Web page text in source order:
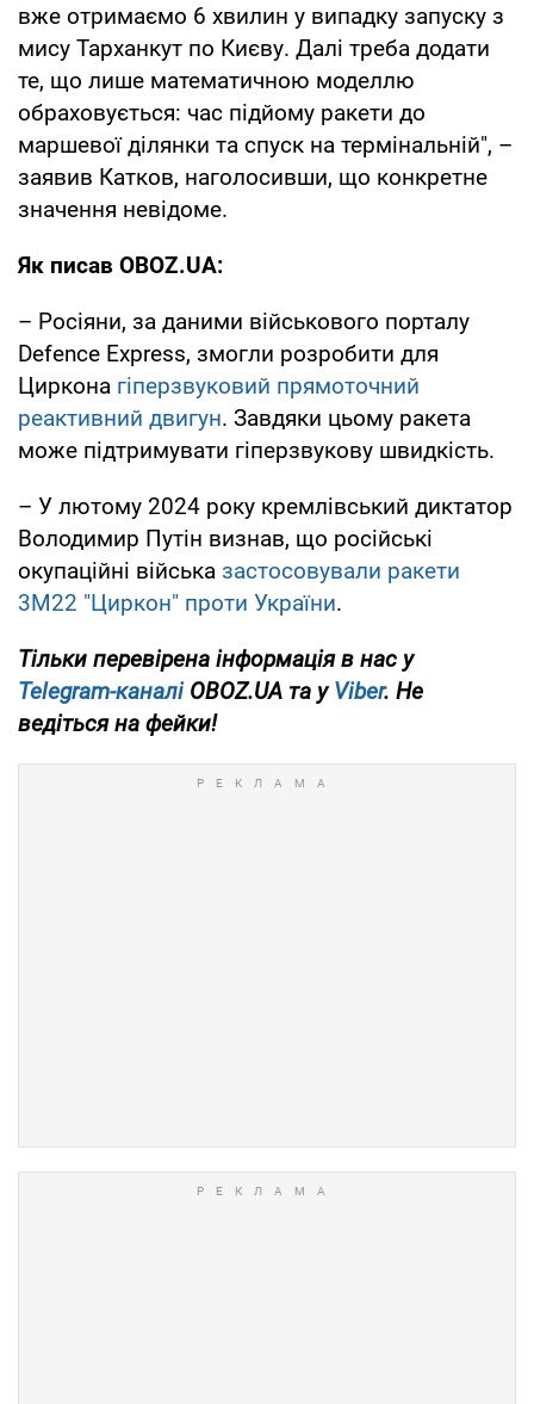
вже отримаємо 6 хвилин у випадку запуску з
мису Тарханкут по Києву. Далі треба додати
те, що лише математичною моделлю
обраховується: час підйому ракети до
маршевої ділянки та спуск на термінальній", –
заявив Катков, наголосивши, що конкретне
значення невідоме.
Як писав OBOZ.UA:
– Росіяни, за даними військового порталу
Defence Express, змогли розробити для
Циркона гіперзвуковий прямоточний
реактивний двигун. Завдяки цьому ракета
може підтримувати гіперзвукову швидкість.
– У лютому 2024 року кремлівський диктатор
Володимир Путін визнав, що російські
окупаційні війська застосовували ракети
3М22 "Циркон" проти України.
Тільки перевірена інформація в нас у
Telegram-каналіOBOZ.UA та уViber. Не
ведіться на фейки!